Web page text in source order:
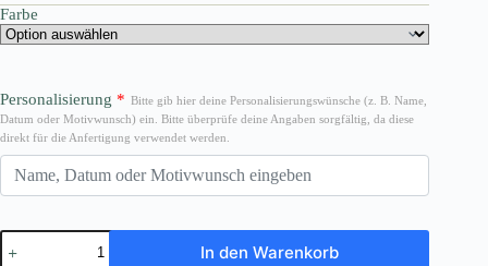
Farbe
Personalisierung * Bitte gib hier deine Personalisierungswünsche (z. B. Name,
Datum oder Motivwunsch) ein. Bitte überprüfe deine Angaben sorgfältig, da diese
direkt für die Anfertigung verwendet werden.
Geldgeschenk
Reagenzglas
In den Warenkorb